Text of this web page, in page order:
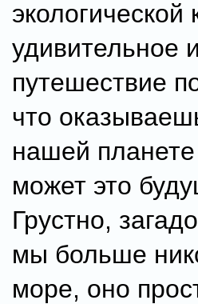
удивительное
путешествие
что
нашей
может это
Грустно,
мы больше
море, оно